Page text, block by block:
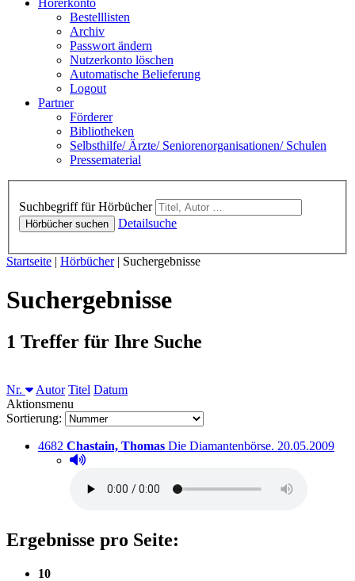
Hörerkonto
Bestelllisten
Archiv
Passwort ändern
Nutzerkonto löschen
Automatische Belieferung
Logout
Partner
Förderer
Bibliotheken
Selbsthilfe/ Ärzte/ Seniorenorganisationen/ Schulen
Pressematerial
Suchbegriff für Hörbücher
Hörbücher suchen Detailsuche
Sie sind hier:
Startseite | Hörbücher| Suchergebnisse
Suchergebnisse
1 Treffer für Ihre Suche
Nr. Autor Sortieren nach
Titel Datum
Aktionsmenu
Sortierung:
Titelnummer:
4682 von
Chastain, Thomas: Die Diamantenbörse. Ausleihbar seit
20.05.2009
Hörprobe abspielen
Hörprobe von Die Diamantenbörse.
Ergebnisse pro Seite:
10(aktuelle Einstellung)